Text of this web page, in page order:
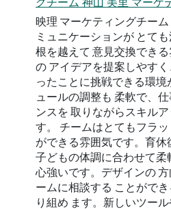
映理 マーケティングチー
ミュニケーションが とて
根を越えて 意見交換でき
の アイデアを提案しやす
ったことに挑戦できる環
ュールの調整も 柔軟で、
ンスを 取りながらスキル
す。 チームはとてもフラ
ができる雰囲気です。育
子どもの体調に合わせて柔
心強いです。デザインの
ームに相談する ことがで
り組め ます。新しいツー